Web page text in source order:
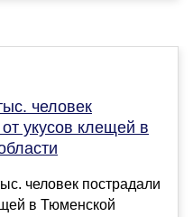
человек
укусов клещей в
человек пострадали
в Тюменской